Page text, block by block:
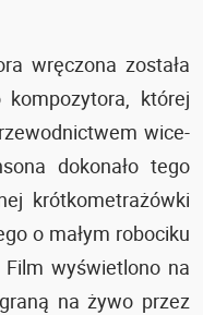
wręczona została
której
wice-
dokonało tego
krótkometrażówki
o małym robociku
wyświetlono na
na żywo przez